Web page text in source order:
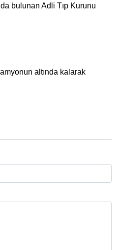
bulunan Adli Tıp Kurunu